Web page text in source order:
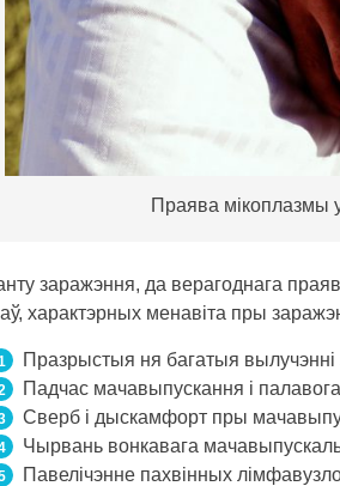
Праява мікоплазмы
заражэння, да верагоднага
характэрных менавіта пры
Празрыстыя ня багатыя
Падчас мачавыпускання і
Сверб і дыскамфорт пры
Чырвань вонкавага
Павелічэнне пахвінных